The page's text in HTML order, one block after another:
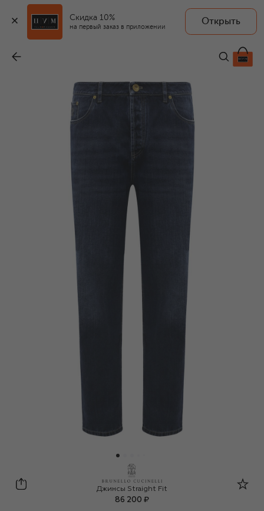
Скидка 10%
на первый заказ в приложении
Открыть
86 200 ₽
Brunello Cucinelli
Джинсы Straight Fit
86 200 ₽